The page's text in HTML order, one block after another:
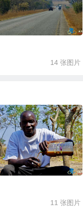
14 张图片
11 张图片